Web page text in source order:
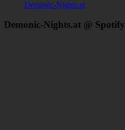
Demonic-Nights.at
Demonic-Nights.at @ Spotify